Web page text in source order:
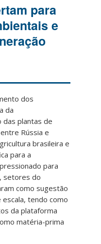
para
e
dos
da
das plantas de
Rússia e
brasileira e
para a
para
setores do
como sugestão
escala, tendo como
da plataforma
matéria-prima